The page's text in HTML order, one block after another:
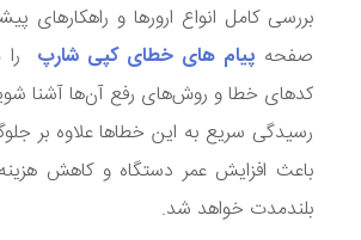
بررسی کامل انواع ارورها و راهکارهای
صفحه پیام های خطای کپی شارپ
کدهای خطا و روش‌های رفع آن‌ها آشنا
رسیدگی سریع به این خطاها علاوه بر
باعث افزایش عمر دستگاه و کاهش
بلندمدت خواهد شد.